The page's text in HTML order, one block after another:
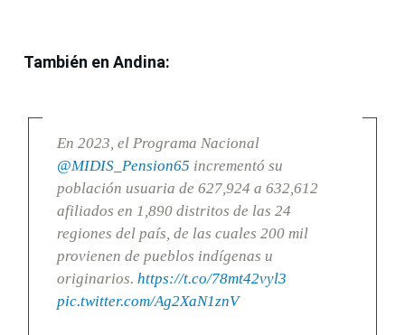
También en Andina:
En 2023, el Programa Nacional
@MIDIS_Pension65 incrementó su
población usuaria de 627,924 a 632,612
afiliados en 1,890 distritos de las 24
regiones del país, de las cuales 200 mil
provienen de pueblos indígenas u
originarios. https://t.co/78mt42vyl3
pic.twitter.com/Ag2XaN1znV